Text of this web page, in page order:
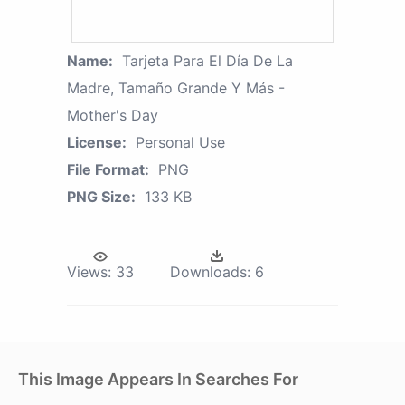
Name: Tarjeta Para El Día De La
Madre, Tamaño Grande Y Más -
Mother's Day
License: Personal Use
File Format: PNG
PNG Size: 133 KB
Views: 33 Downloads: 6
This Image Appears In Searches For